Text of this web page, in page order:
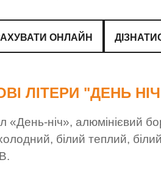
ОНЛАЙН
ЛІТЕРИ "ДЕНЬ
«День-ніч», алюмінієвий
білий теплий,